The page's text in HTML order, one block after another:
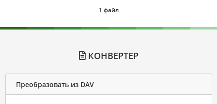
1 файл
КОНВЕРТЕР
Преобразовать из DAV